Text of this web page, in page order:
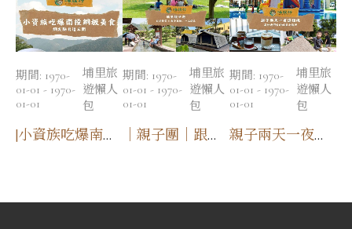
期間: 1970-
01-01 - 1970-
01-01
埔里旅
遊懶人
包
|小資族吃爆南投| 銅板美食 網友點名這三間
期間: 1970-
01-01 - 1970-
01-01
埔里旅
遊懶人
包
｜親子團｜跟著我們的行程一起出發吧！
期間: 1970-
01-01 - 1970-
01-01
埔里旅
遊懶人
包
親子兩天一夜這樣玩｜屬於我們家的埔里小旅行｜